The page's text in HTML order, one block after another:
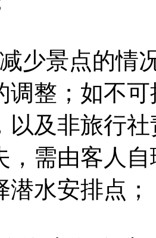
少景点的情
调整；如不
以及非旅行
，需由客人
水安排点；